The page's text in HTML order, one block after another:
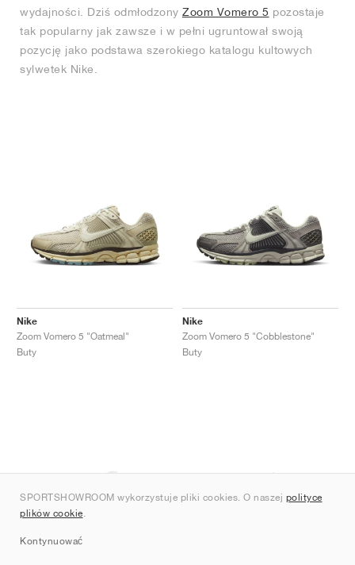
wydajności. Dziś odmłodzony Zoom Vomero 5 pozostaje
tak popularny jak zawsze i w pełni ugruntował swoją
pozycję jako podstawa szerokiego katalogu kultowych
sylwetek Nike.
Nike
Zoom Vomero 5 "Oatmeal"
Buty
Nike
Zoom Vomero 5 "Cobblestone"
Buty
SPORTSHOWROOM wykorzystuje pliki cookies. O naszej polityce
plików cookie.
Kontynuować